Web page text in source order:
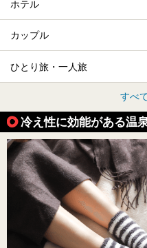
ホテル
カップル
ひとり旅・一人旅
すべ
冷え性に効能がある温